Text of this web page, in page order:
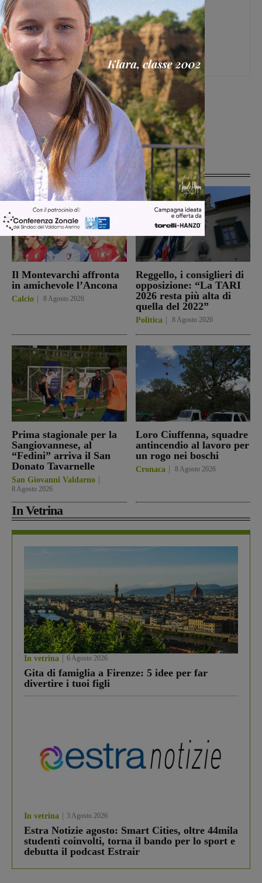
Articoli correlati
Il Montevarchi affronta
in amichevole l’Ancona
Calcio 8 Agosto 2026
Reggello, i consiglieri di
opposizione: “La TARI
2026 resta più alta di
quella del 2022”
Politica 8 Agosto 2026
Prima stagionale per la
Sangiovannese, al
“Fedini” arriva il San
Donato Tavarnelle
San Giovanni Valdarno
8 Agosto 2026
Loro Ciuffenna, squadre
antincendio al lavoro per
un rogo nei boschi
Cronaca 8 Agosto 2026
In Vetrina
In vetrina 6 Agosto 2026
Gita di famiglia a Firenze: 5 idee per far
divertire i tuoi figli
In vetrina 3 Agosto 2026
Estra Notizie agosto: Smart Cities, oltre 44mila
studenti coinvolti, torna il bando per lo sport e
debutta il podcast Estrair
Federica Crini
[rp4wp limit=4]